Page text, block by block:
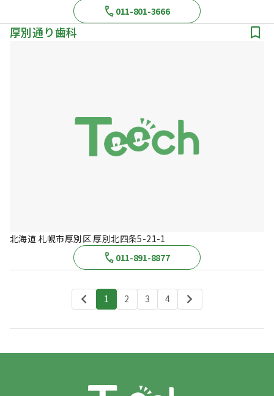
011-801-3666
厚別通り歯科
北海道 札幌市厚別区 厚別北四条5-21-1
011-891-8877
1 2 3 4